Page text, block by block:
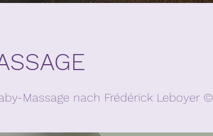
Massage nach Frédérick Leboyer ©